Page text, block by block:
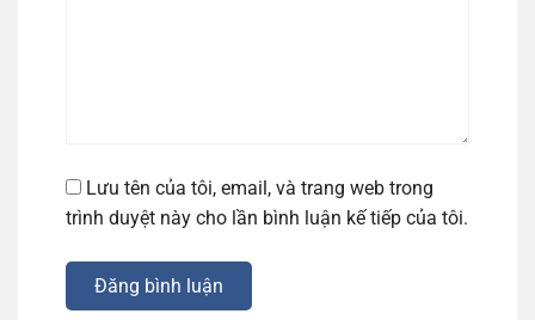
Lưu tên của tôi, email, và trang web trong
trình duyệt này cho lần bình luận kế tiếp của tôi.
Đăng bình luận